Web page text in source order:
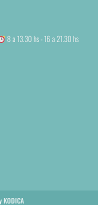
8 a 13.30 hs - 16 a 21.30 hs
KODICA